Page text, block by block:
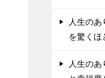
人生の
を驚くほ
人生の